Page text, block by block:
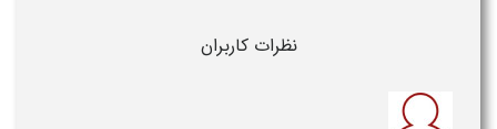
نظرات کاربران